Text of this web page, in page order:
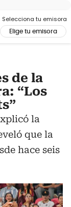
Selecciona tu emisora
Elige tu emisora
de la
“Los
la
que la
hace seis